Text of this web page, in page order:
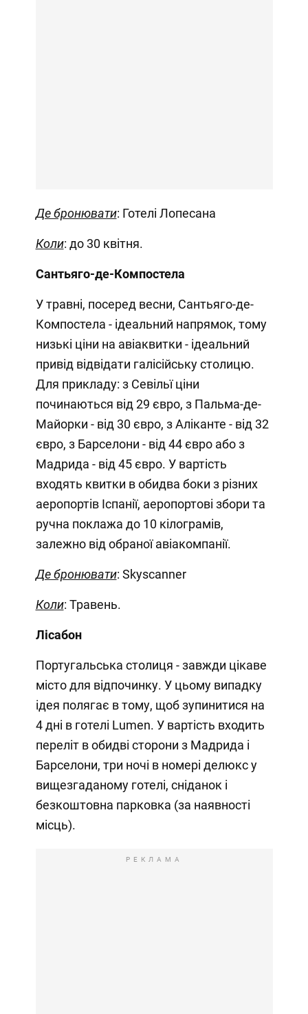
Де бронювати: Готелі Лопесана
Коли: до 30 квітня.
Сантьяго-де-Компостела
У травні, посеред весни, Сантьяго-де-
Компостела - ідеальний напрямок, тому
низькі ціни на авіаквитки - ідеальний
привід відвідати галісійську столицю.
Для прикладу: з Севільї ціни
починаються від 29 євро, з Пальма-де-
Майорки - від 30 євро, з Аліканте - від 32
євро, з Барселони - від 44 євро або з
Мадрида - від 45 євро. У вартість
входять квитки в обидва боки з різних
аеропортів Іспанії, аеропортові збори та
ручна поклажа до 10 кілограмів,
залежно від обраної авіакомпанії.
Де бронювати: Skyscanner
Коли: Травень.
Лісабон
Португальська столиця - завжди цікаве
місто для відпочинку. У цьому випадку
ідея полягає в тому, щоб зупинитися на
4 дні в готелі Lumen. У вартість входить
переліт в обидві сторони з Мадрида і
Барселони, три ночі в номері делюкс у
вищезгаданому готелі, сніданок і
безкоштовна парковка (за наявності
місць).
РЕКЛАМА